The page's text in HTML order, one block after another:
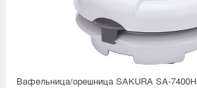
Вафельница/орешница SAKURA SA-7400H